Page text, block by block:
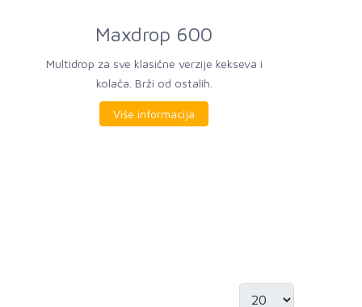
Maxdrop 600
Multidrop za sve klasične verzije kekseva i
kolača. Brži od ostalih.
Više informacija